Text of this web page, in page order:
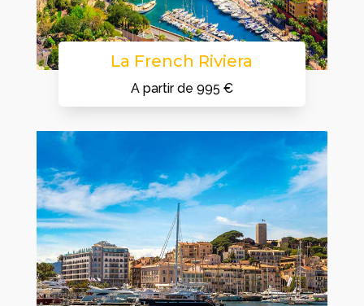
La French Riviera
A partir de 995 €